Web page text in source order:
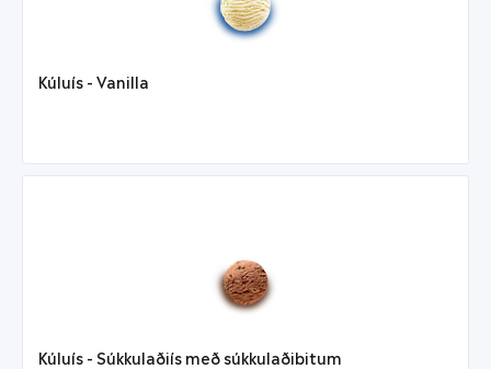
Kúluís - Vanilla
Kúluís - Súkkulaðiís með súkkulaðibitum